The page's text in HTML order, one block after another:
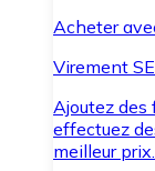
Acheter
Virement
Ajoutez des
effectuez
meilleur prix.